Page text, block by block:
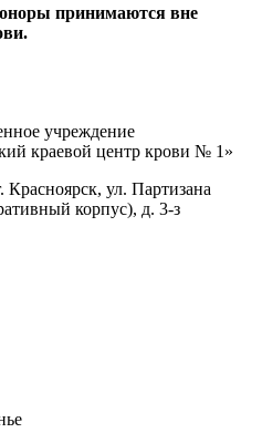
принимаются вне
учреждение
краевой центр крови № 1»
Красноярск, ул. Партизана
корпус), д. 3-з